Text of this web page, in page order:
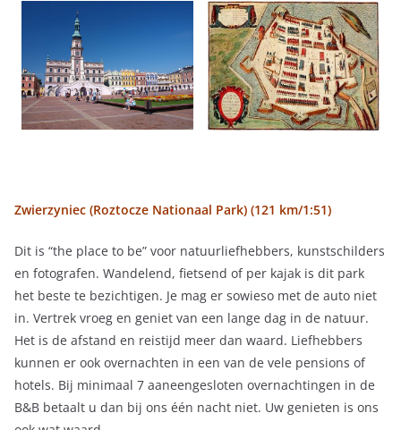
Zwierzyniec (Roztocze Nationaal Park) (121 km/1:51)
Dit is “the place to be” voor natuurliefhebbers, kunstschilders
en fotografen. Wandelend, fietsend of per kajak is dit park
het beste te bezichtigen. Je mag er sowieso met de auto niet
in. Vertrek vroeg en geniet van een lange dag in de natuur.
Het is de afstand en reistijd meer dan waard. Liefhebbers
kunnen er ook overnachten in een van de vele pensions of
hotels. Bij minimaal 7 aaneengesloten overnachtingen in de
B&B betaalt u dan bij ons één nacht niet. Uw genieten is ons